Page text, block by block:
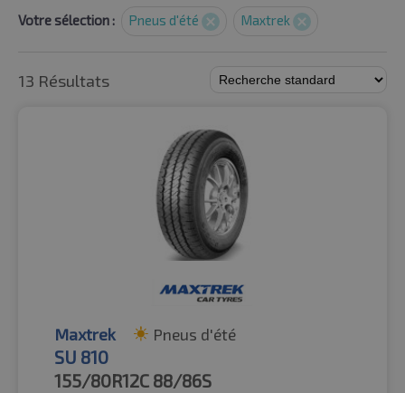
Votre sélection : Pneus d'été Maxtrek
13 Résultats
Maxtrek Pneus d'été
SU 810
155/80R12C 88/86S